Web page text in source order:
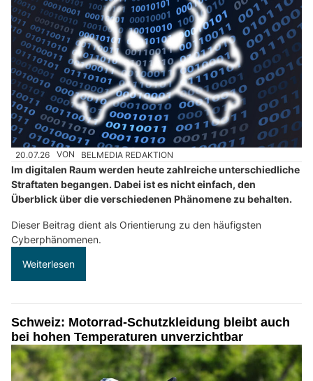
20.07.26 VON BELMEDIA REDAKTION
Im digitalen Raum werden heute zahlreiche unterschiedliche
Straftaten begangen. Dabei ist es nicht einfach, den
Überblick über die verschiedenen Phänomene zu behalten.
Dieser Beitrag dient als Orientierung zu den häufigsten
Cyberphänomenen.
Weiterlesen
Schweiz: Motorrad-Schutzkleidung bleibt auch
bei hohen Temperaturen unverzichtbar